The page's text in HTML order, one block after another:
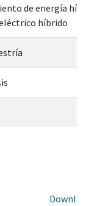
de energía
híbrido
Downl